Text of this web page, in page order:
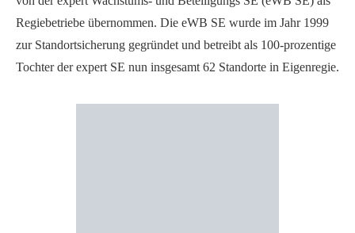
Regiebetriebe übernommen. Die eWB SE wurde im Jahr 1999
zur Standortsicherung gegründet und betreibt als 100-prozentige
Tochter der expert SE nun insgesamt 62 Standorte in Eigenregie.